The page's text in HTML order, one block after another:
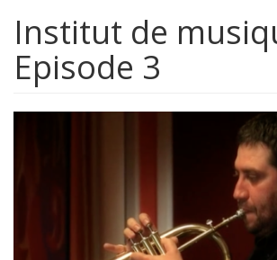
Institut de
Episode 3